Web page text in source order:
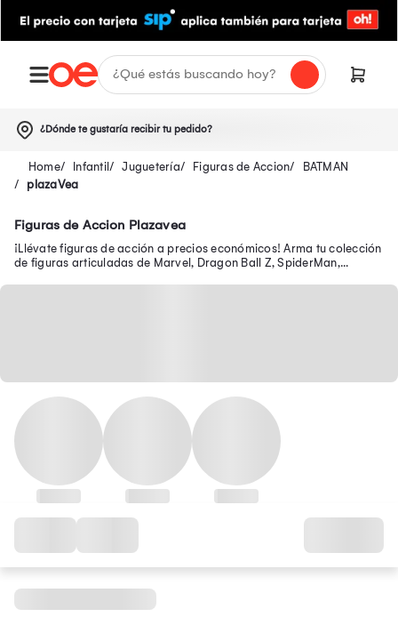
¿Dónde te gustaría recibir tu pedido?
Infantil Juguetería Figuras de Accion
BATMAN
plazaVea
Figuras de Accion Plazavea
¡Llévate figuras de acción a precios económicos! Arma tu colección
de figuras articuladas de Marvel, Dragon Ball Z, SpiderMan,